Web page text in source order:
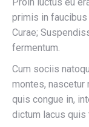
primis in
Curae;
fermentum.
Cum sociis
montes, nascetur
quis congue in,
dictum lacus quis